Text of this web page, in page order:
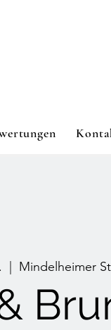
  |
Mindelheimer